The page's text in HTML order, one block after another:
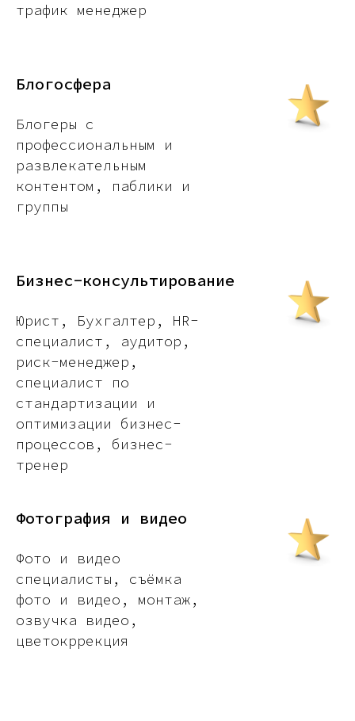
трафик менеджер
Блогосфера
Блогеры с
профессиональным и
развлекательным
контентом, паблики и
группы
Бизнес-консультирование
Юрист, Бухгалтер, HR-
специалист, аудитор,
риск-менеджер,
специалист по
стандартизации и
оптимизации бизнес-
процессов, бизнес-
тренер
Фотография и видео
Фото и видео
специалисты, съёмка
фото и видео, монтаж,
озвучка видео,
цветокррекция